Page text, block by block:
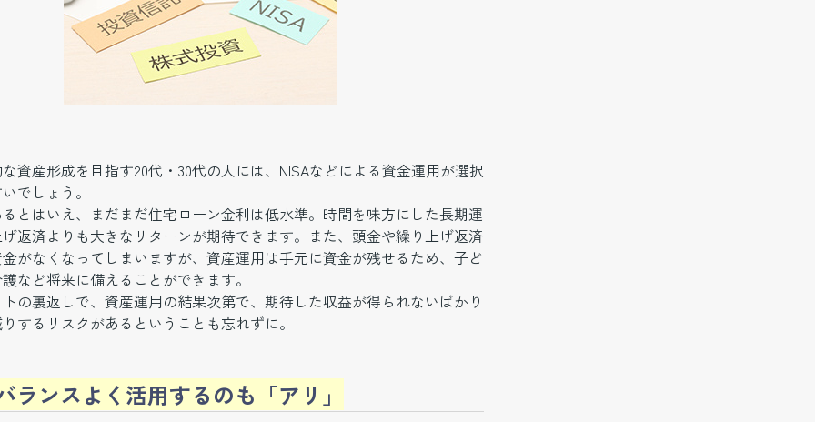
資産形成を目指す20代・30代の人には、NISAなどによる資金運用が選択
でしょう。
とはいえ、まだまだ住宅ローン金利は低水準。時間を味方にした長期運
返済よりも大きなリターンが期待できます。また、頭金や繰り上げ返済
がなくなってしまいますが、資産運用は手元に資金が残せるため、子ど
など将来に備えることができます。
の裏返しで、資産運用の結果次第で、期待した収益が得られないばかり
するリスクがあるということも忘れずに。
ランスよく活用するのも「アリ」